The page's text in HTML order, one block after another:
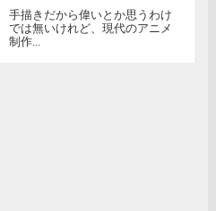
手描きだから偉いとか思うわけ
では無いけれど、現代のアニメ
制作...